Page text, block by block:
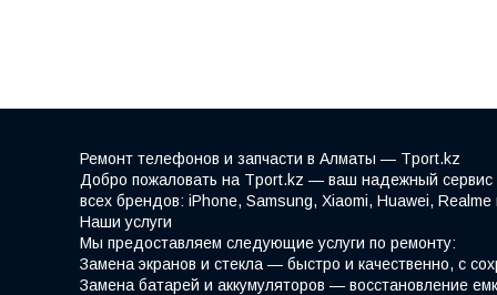
Ремонт телефонов и запчасти в Алматы — Tport.kz
Добро пожаловать на Tport.kz — ваш надежный сервис
всех брендов: iPhone, Samsung, Xiaomi, Huawei,
Наши услуги
Мы предоставляем следующие услуги по ремонту:
Замена экранов и стекла — быстро и качественно, с
Замена батарей и аккумуляторов — восстановление